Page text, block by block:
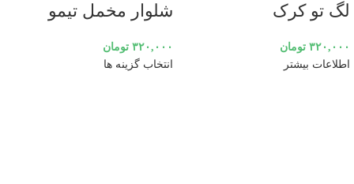
لگ تو کرک
۳۲۰,۰۰۰ تومان
اطلاعات بیشتر
شلوار مخمل تیمو
۳۲۰,۰۰۰ تومان
انتخاب گزینه ها